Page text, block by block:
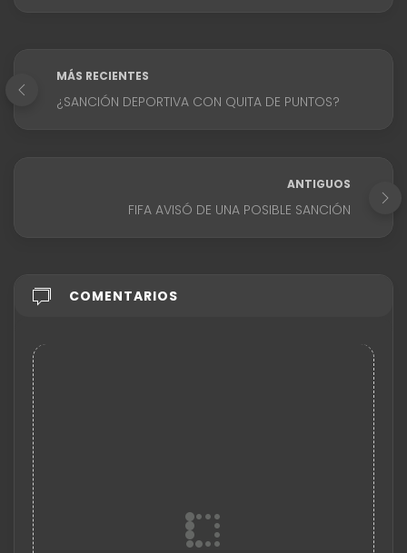
MÁS RECIENTES
¿SANCIÓN DEPORTIVA CON QUITA DE PUNTOS?
ANTIGUOS
FIFA AVISÓ DE UNA POSIBLE SANCIÓN
COMENTARIOS